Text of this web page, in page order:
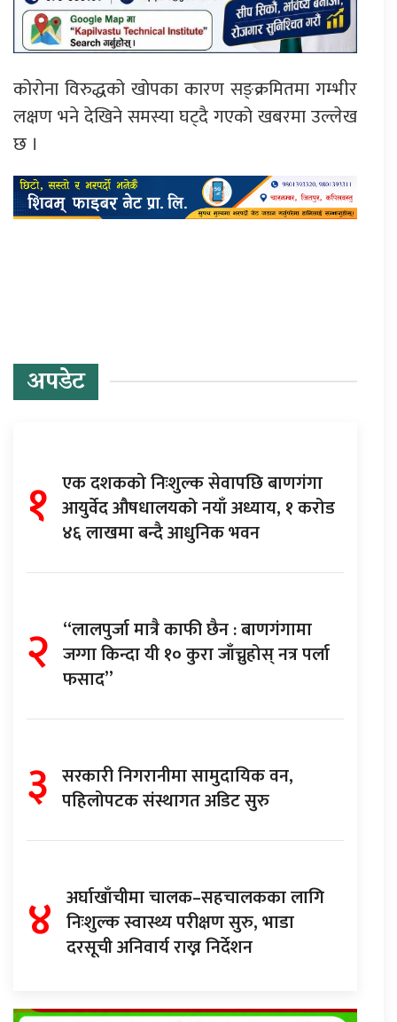
कोरोना विरुद्धको खोपका कारण सङ्क्रमितमा गम्भीर
लक्षण भने देखिने समस्या घट्दै गएको खबरमा उल्लेख
छ ।
अपडेट
१ एक दशकको निःशुल्क सेवापछि बाणगंगा
आयुर्वेद औषधालयको नयाँ अध्याय, १ करोड
४६ लाखमा बन्दै आधुनिक भवन
२ “लालपुर्जा मात्रै काफी छैन : बाणगंगामा
जग्गा किन्दा यी १० कुरा जाँच्नुहोस् नत्र पर्ला
फसाद”
३ सरकारी निगरानीमा सामुदायिक वन,
पहिलोपटक संस्थागत अडिट सुरु
४ अर्घाखाँचीमा चालक–सहचालकका लागि
निःशुल्क स्वास्थ्य परीक्षण सुरु, भाडा
दरसूची अनिवार्य राख्न निर्देशन